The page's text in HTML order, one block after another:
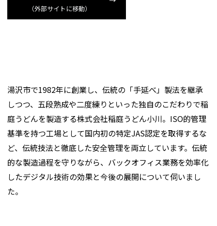
（外部サイトに移動）
湯沢市で1982年に創業し、伝統の「手延べ」製法を継承
しつつ、五段熟成や二度練りといった独自のこだわりで稲
庭うどんを製造する株式会社稲庭うどん小川。ISO的管理
基準を持つ工場として国内初の特定JAS認定を取得するな
ど、伝統技法と徹底した安全管理を両立しています。伝統
的な製造過程を守りながら、バックオフィス業務を効率化
したデジタル技術の効果と今後の展開について伺いまし
た。